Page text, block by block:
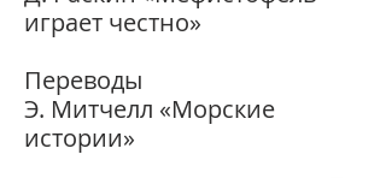
играет честно»
Переводы
Э. Митчелл «Морские
истории»